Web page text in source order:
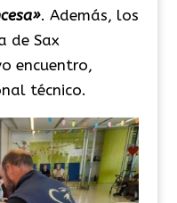
. Además, los
de Sax
encuentro,
técnico.